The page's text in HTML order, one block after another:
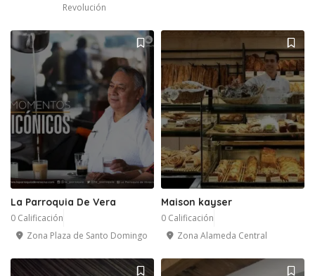
Revolución
La Parroquia De Vera
0 Calificación
Zona Plaza de Santo Domingo
Maison kayser
0 Calificación
Zona Alameda Central